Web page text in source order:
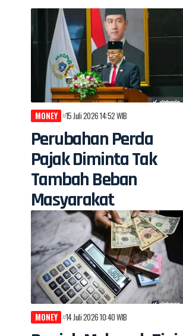
MONEY 15 Juli 2026 14:52 WIB
Perubahan Perda
Pajak Diminta Tak
Tambah Beban
Masyarakat
MONEY 14 Juli 2026 10:40 WIB